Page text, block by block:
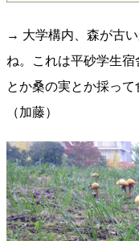
→ 大学構内、森が古
ね。これは平砂学生
とか桑の実とか採って
（加藤）